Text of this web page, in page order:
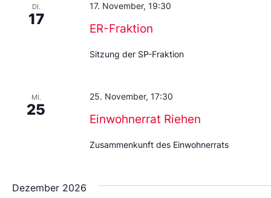
DI.
17
ER-Fraktion
17. November, 19:30
Sitzung der SP-Fraktion
MI.
25
Einwohnerrat Riehen
25. November, 17:30
Zusammenkunft des Einwohnerrats
Dezember 2026